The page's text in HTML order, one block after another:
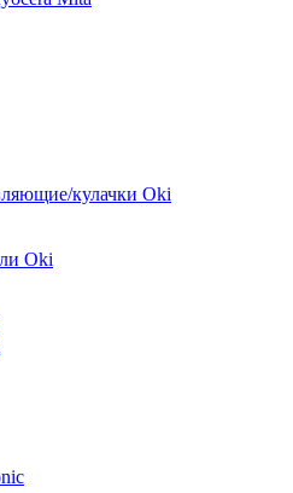
кулачки Oki
Oki